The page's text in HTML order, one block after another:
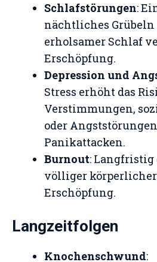
Schlafstörungen:
nächtliches
erholsamer Schlaf
Erschöpfung.
Depression und
Stress erhöht das
Verstimmungen,
oder
Panikattacken.
Burnout:
völliger
Erschöpfung.
Langzeitfolgen
Knochenschwund: